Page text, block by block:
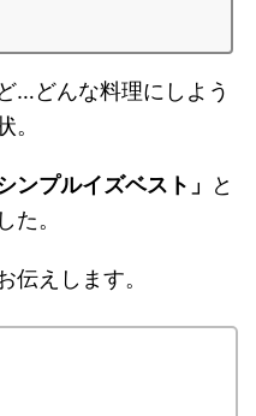
…どんな料理にしよう
。
シンプルイズベスト」
と
た。
伝えします。